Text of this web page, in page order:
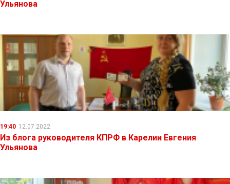
Ульянова
19:40 12.07.2022
Из блога руководителя КПРФ в Карелии Евгения
Ульянова